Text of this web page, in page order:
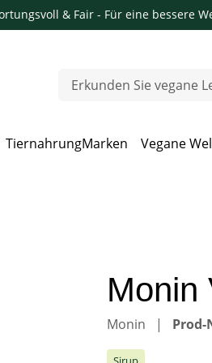
& Fair - Für eine bessere
TiernahrungMarken
Vegane
Monin
Monin Prod-